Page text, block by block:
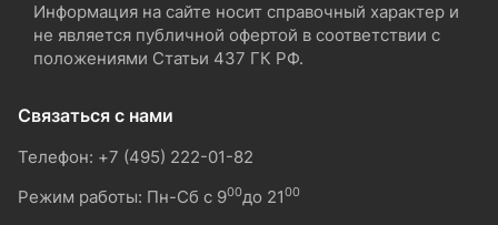
Информация на сайте носит справочный характер и
не является публичной офертой в соответствии с
положениями Статьи 437 ГК РФ.
Связаться с нами
Телефон: +7 (495) 222-01-82
Режим работы: Пн-Сб с 900до 2100